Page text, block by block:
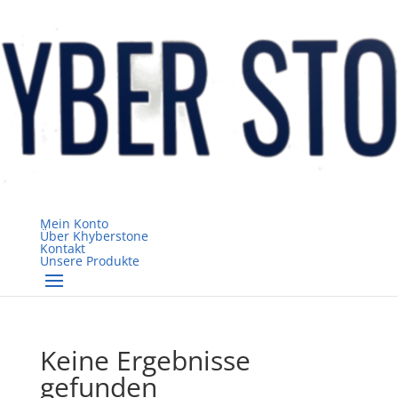
Mein Konto
Über Khyberstone
Kontakt
Unsere Produkte
Keine Ergebnisse
gefunden